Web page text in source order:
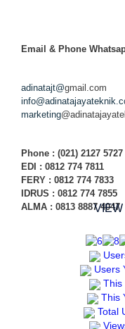
Email & Phone
adinatajt@gmail.com
marketing
Phone : (021) 2127 5727
EDI : 0812 774 7811
FERY : 0812 774 7833
IDRUS : 0812 774 7855
ALMA : 0813 8887 4047
Users
This
This
Total